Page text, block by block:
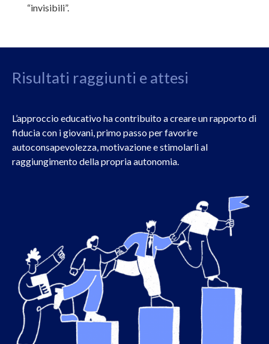
“invisibili”.
Risultati raggiunti e attesi
L’approccio educativo ha contribuito a creare un rapporto di
fiducia con i giovani, primo passo per favorire
autoconsapevolezza, motivazione e stimolarli al
raggiungimento della propria autonomia.